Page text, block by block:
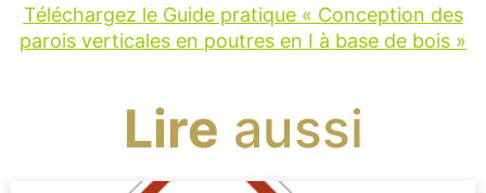
Téléchargez le Guide pratique « Conception des
parois verticales en poutres en I à base de bois »
Lire aussi